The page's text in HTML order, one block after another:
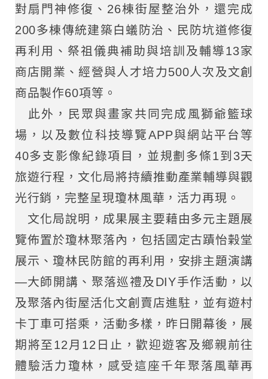
對扇門神修復、26棟街屋整治外，還完成
200多棟傳統建築白蟻防治、民防坑道修復
再利用、祭祖儀典補助與培訓及輔導13家
商店開業、經營與人才培力500人次及文創
商品製作60項等。
此外，民眾與畫家共同完成風獅爺籃球
場，以及數位科技導覽APP與網站平台等
40多支影像紀錄項目，並規劃多條1到3天
旅遊行程，文化局將持續推動產業輔導與觀
光行銷，完整呈現瓊林風華，活力再現。
文化局說明，成果展主要藉由多元主題展
覽佈置於瓊林聚落內，包括國定古蹟怡榖堂
展示、瓊林民防館的再利用，安排主題演講
—大師開講、聚落巡禮及DIY手作活動，以
及聚落內街屋活化文創賣店進駐，並有遊村
卡丁車可搭乘，活動多樣，昨日開幕後，展
期將至12月12日止，歡迎遊客及鄉親前往
體驗活力瓊林，感受這座千年聚落風華再